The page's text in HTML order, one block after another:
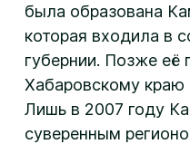
была образована
которая входила в
губернии. Позже её
Хабаровскому краю
Лишь в 2007 году
суверенным